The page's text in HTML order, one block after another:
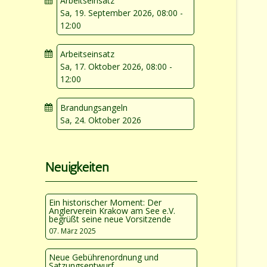
Sa, 19. September 2026, 08:00 -
12:00
Arbeitseinsatz
Sa, 17. Oktober 2026, 08:00 -
12:00
Brandungsangeln
Sa, 24. Oktober 2026
Neuigkeiten
Ein historischer Moment: Der
Anglerverein Krakow am See e.V.
begrüßt seine neue Vorsitzende
07. März 2025
Neue Gebührenordnung und